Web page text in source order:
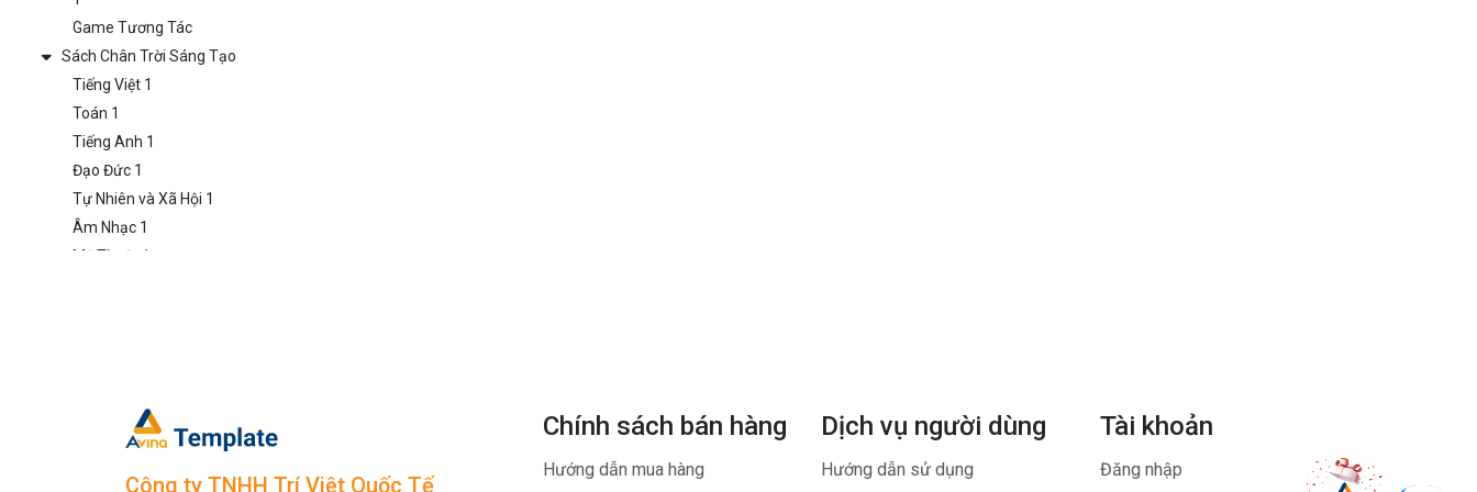
Game Tương Tác
Sách Chân Trời Sáng Tạo
Tiếng Việt 1
Toán 1
Tiếng Anh 1
Đạo Đức 1
Tự Nhiên và Xã Hội 1
Âm Nhạc 1
Mỹ Thuật 1
Tiếng Việt 2
Tiếng Anh 2Công ty TNHH Trí Việt Quốc Tế
Chính sách bán hàng
Hướng dẫn mua hàng
Dịch vụ người dùng
Hướng dẫn sử dụng
Tài khoản
Đăng nhập